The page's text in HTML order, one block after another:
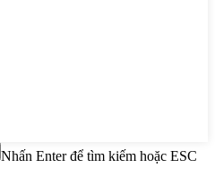
Nhấn Enter để tìm kiếm hoặc ESC